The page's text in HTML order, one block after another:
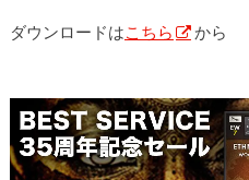
ダウンロードはこちら から